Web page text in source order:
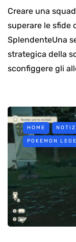
Creare una
superare le sfide
SplendenteUna
strategica della
sconfiggere gli
HOME
POKEMON